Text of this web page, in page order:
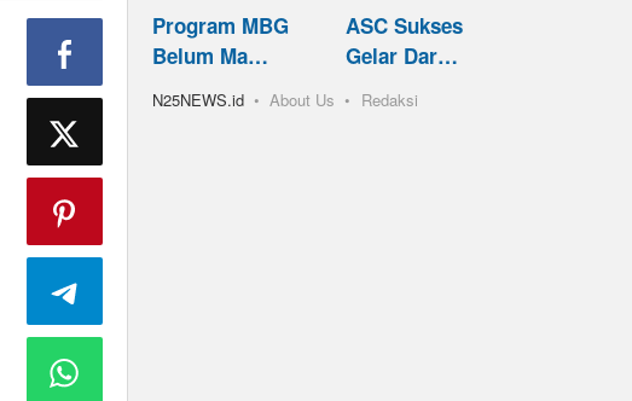
Program MBG
Belum Ma…
ASC Sukses
Gelar Dar…
N25NEWS.id About Us Redaksi